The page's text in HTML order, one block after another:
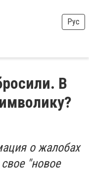
Рус
В
о жалобах
"новое